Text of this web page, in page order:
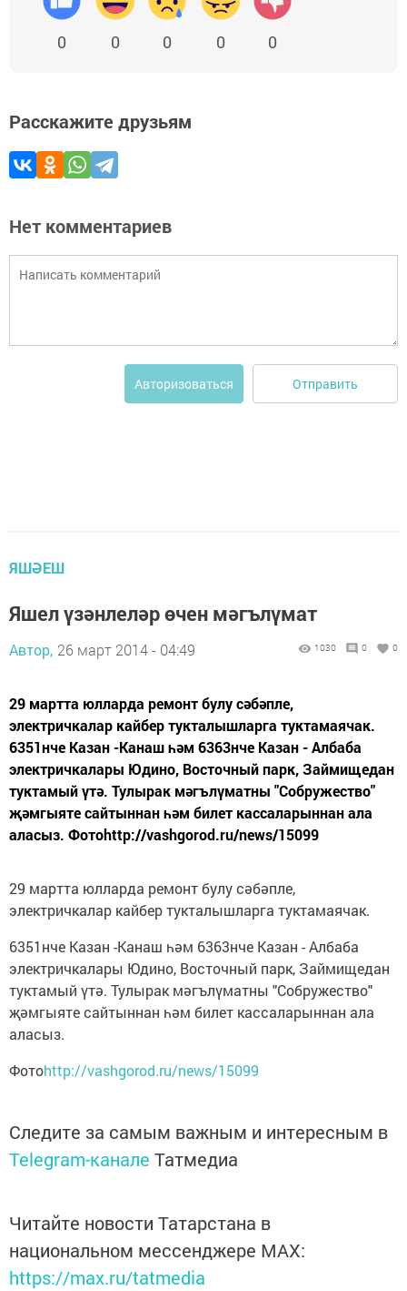
0 0 0 0 0
Расскажите друзьям
Нет комментариев
Авторизоваться Отправить
ЯШӘЕШ
Яшел үзәнлеләр өчен мәгълүмат
Автор, 26 март 2014 - 04:49 1030 0 0
29 мартта юлларда ремонт булу сәбәпле,
электричкалар кайбер тукталышларга туктамаячак.
6351нче Казан -Канаш һәм 6363нче Казан - Албаба
электричкалары Юдино, Восточный парк, Займищедан
туктамый үтә. Тулырак мәгълүматны "Собружество"
җәмгыяте сайтыннан һәм билет кассаларыннан ала
аласыз. Фотоhttp://vashgorod.ru/news/15099
29 мартта юлларда ремонт булу сәбәпле,
электричкалар кайбер тукталышларга туктамаячак.
6351нче Казан -Канаш һәм 6363нче Казан - Албаба
электричкалары Юдино, Восточный парк, Займищедан
туктамый үтә. Тулырак мәгълүматны "Собружество"
җәмгыяте сайтыннан һәм билет кассаларыннан ала
аласыз.
Фотоhttp://vashgorod.ru/news/15099
Следите за самым важным и интересным в
Telegram-канале Татмедиа
Читайте новости Татарстана в
национальном мессенджере MАХ:
https://max.ru/tatmedia